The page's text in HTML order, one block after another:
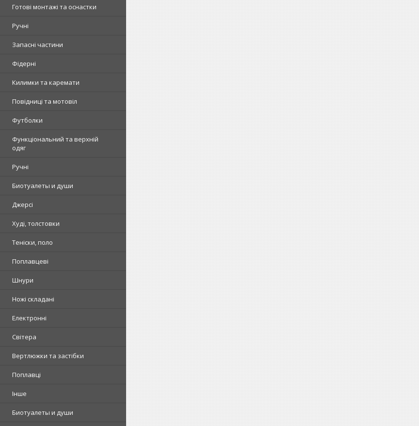
Готові монтажі та оснастки
Ручні
Запасні частини
Фідерні
Килимки та каремати
Повідниці та мотовіл
Футболки
Функціональний та верхній
одяг
Ручні
Биотуалеты и души
Джерсі
Худі, толстовки
Теніски, поло
Поплавцеві
Шнури
Ножі складані
Електронні
Світера
Вертлюжки та застібки
Поплавці
Інше
Биотуалеты и души